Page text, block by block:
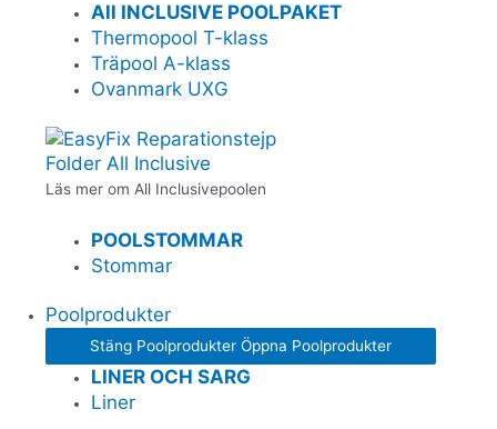
All INCLUSIVE POOLPAKET
Thermopool T-klass
Träpool A-klass
Ovanmark UXG
Folder All Inclusive
Läs mer om All Inclusivepoolen
POOLSTOMMAR
Stommar
Poolprodukter
Stäng Poolprodukter Öppna Poolprodukter
LINER OCH SARG
Liner